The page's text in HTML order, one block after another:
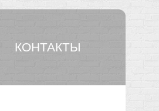
КОНТАКТЫ